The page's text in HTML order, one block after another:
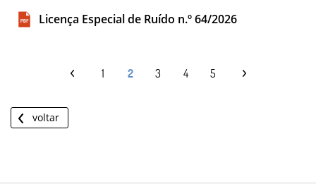
Licença Especial de Ruído n.º 64/2026
1 2 3 4 5
voltar